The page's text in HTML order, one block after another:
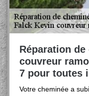
Réparation
couvreur
7 pour toutes
Votre cheminée a